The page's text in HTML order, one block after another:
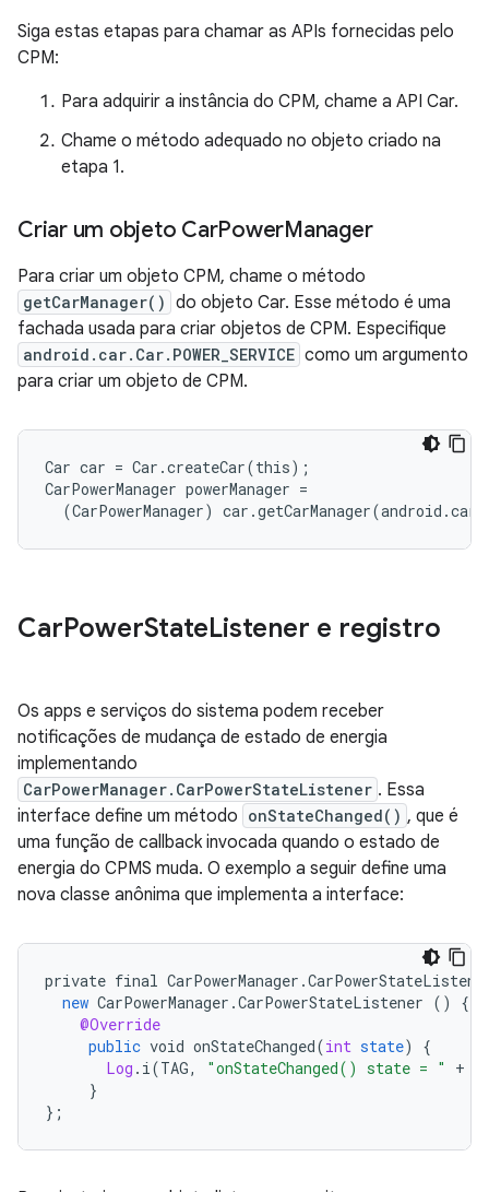
Siga estas etapas para chamar as APIs fornecidas pelo
CPM:
Para adquirir a instância do CPM, chame a API Car.
Chame o método adequado no objeto criado na
etapa 1.
Criar um objeto CarPowerManager
Para criar um objeto CPM, chame o método
getCarManager() do objeto Car. Esse método é uma
fachada usada para criar objetos de CPM. Especifique
android.car.Car.POWER_SERVICE como um argumento
para criar um objeto de CPM.
Car car = Car.createCar(this);
CarPowerManager powerManager =
(CarPowerManager)
CarPowerStateListener e registro
Os apps e serviços do sistema podem receber
notificações de mudança de estado de energia
implementando
CarPowerManager.CarPowerStateListener . Essa
interface define um método onStateChanged() , que é
uma função de callback invocada quando o estado de
energia do CPMS muda. O exemplo a seguir define uma
nova classe anônima que implementa a interface:
private final CarPowerManager .
new CarPowerManager .CarPowerStateListener ()
{
@Override
public void onStateChanged(int state)
{
Log . i (TAG, "onStateChanged() state = " +
}
} ;